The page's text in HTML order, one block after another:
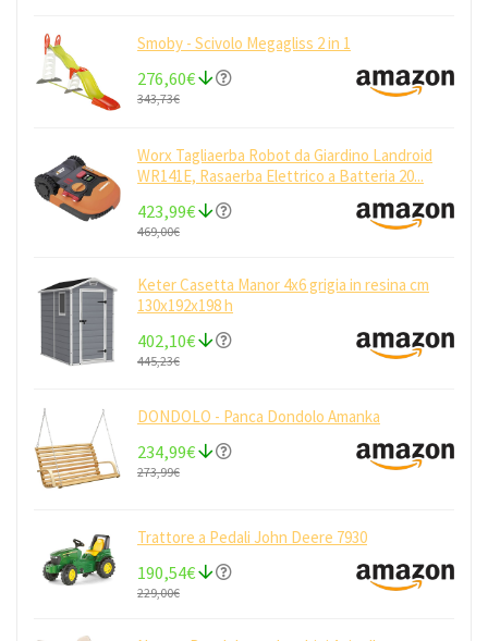
Smoby - Scivolo Megagliss 2 in 1
276,60€
343,73€
Worx Tagliaerba Robot da Giardino Landroid
WR141E, Rasaerba Elettrico a Batteria 20...
423,99€
469,00€
Keter Casetta Manor 4x6 grigia in resina cm
130x192x198 h
402,10€
445,23€
DONDOLO - Panca Dondolo Amanka
234,99€
273,99€
Trattore a Pedali John Deere 7930
190,54€
229,00€